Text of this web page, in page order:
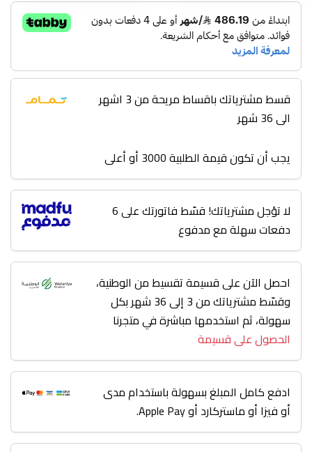
قسط مشترياتك باقساط مريحة من 3 اشهر
الى 36 شهر
يجب أن تكون قيمة الطلبية 3000 أو أعلى
لا تؤجل مشترياتك! قسّط فاتورتك على 6
دفعات سهلة مع مدفوع
احصل الآن على قسيمة تقسيط من الوطنية،
وقسّط مشترياتك من 3 إلى 36 شهر بكل
سهولة، ثم استخدمها مباشرة في متجرنا
الحصول على قسيمة
ادفع كامل المبلغ بسهولة باستخدام مدى
أو فيزا أو ماستركارد أو Apple Pay.